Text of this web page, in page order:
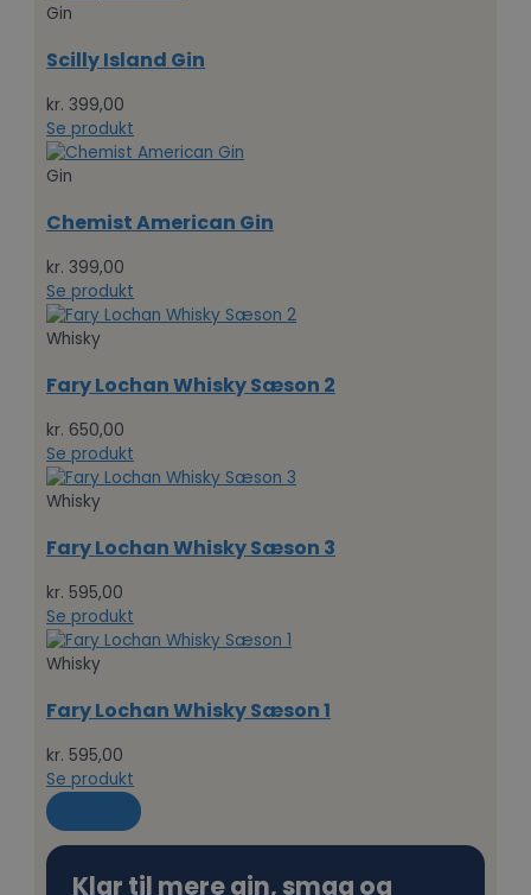
Gin
Scilly Island Gin
kr. 399,00
Se produkt
Gin
Chemist American Gin
kr. 399,00
Se produkt
Whisky
Fary Lochan Whisky Sæson 2
kr. 650,00
Se produkt
Whisky
Fary Lochan Whisky Sæson 3
kr. 595,00
Se produkt
Whisky
Fary Lochan Whisky Sæson 1
kr. 595,00
Se produkt
Klar til mere gin, smag og